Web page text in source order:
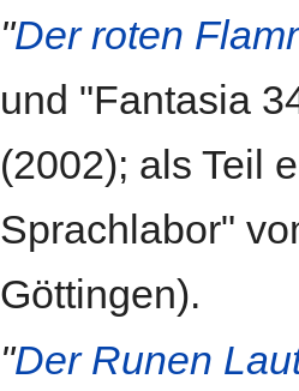
"Der roten
und "Fantasia
(2002); als Teil
Sprachlabor"
Göttingen).
"Der Runen